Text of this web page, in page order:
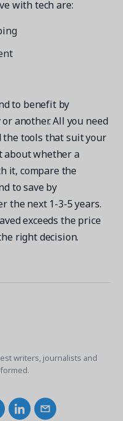
with tech are:
to benefit by
another. All you need
the tools that suit your
about whether a
it, compare the
to save by
the next 1-3-5 years.
exceeds the price
right decision.
writers, journalists and